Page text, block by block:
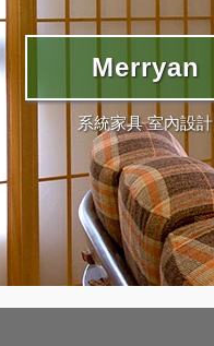
Merryan
系統家具 室內設計